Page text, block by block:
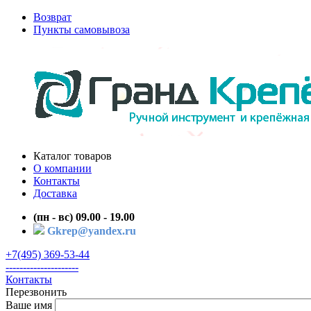
Возврат
Пункты самовывоза
Каталог товаров
О компании
Контакты
Доставка
(пн - вс) 09.00 - 19.00
Gkrep@yandex.ru
+7(495) 369-53-44
---------------------
Контакты
Перезвонить
Ваше имя